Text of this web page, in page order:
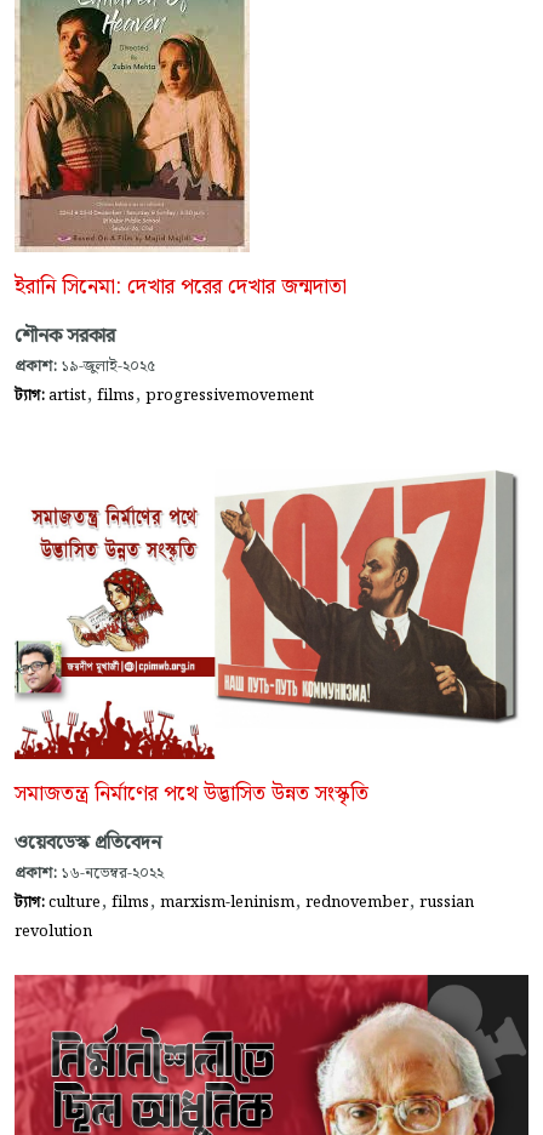
ইরানি সিনেমা: দেখার পরের দেখার জন্মদাতা
শৌনক সরকার
প্রকাশ: ১৯-জুলাই-২০২৫
ট্যাগ:artist, films, progressivemovement
সমাজতন্ত্র নির্মাণের পথে উদ্ভাসিত উন্নত সংস্কৃতি
ওয়েবডেস্ক প্রতিবেদন
প্রকাশ: ১৬-নভেম্বর-২০২২
ট্যাগ:culture, films, marxism-leninism, rednovember, russian
revolution